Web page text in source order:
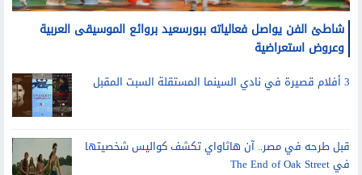
شاطئ الفن يواصل فعالياته ببورسعيد بروائع الموسيقى العربية
وعروض استعراضية
3 أفلام قصيرة في نادي السينما المستقلة السبت المقبل
قبل طرحه في مصر.. آن هاثاواي تكشف كواليس شخصيتها
في The End of Oak Street